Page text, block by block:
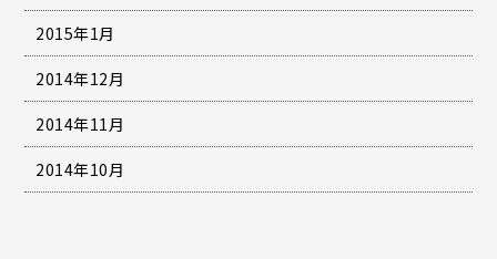
2015年1月
2014年12月
2014年11月
2014年10月